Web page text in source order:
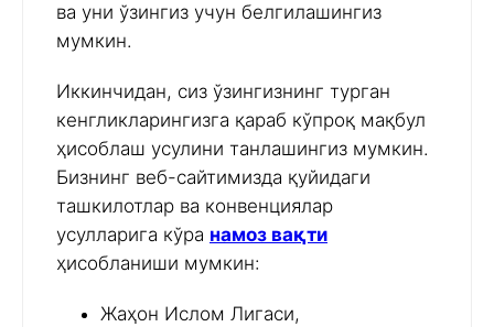
ва уни ўзингиз учун белгилашингиз
мумкин.
Иккинчидан, сиз ўзингизнинг турган
кенгликларингизга қараб кўпроқ мақбул
ҳисоблаш усулини танлашингиз мумкин.
Бизнинг веб-сайтимизда қуйидаги
ташкилотлар ва конвенциялар
усулларига кўра намоз вақти
ҳисобланиши мумкин:
Жаҳон Ислом Лигаси,